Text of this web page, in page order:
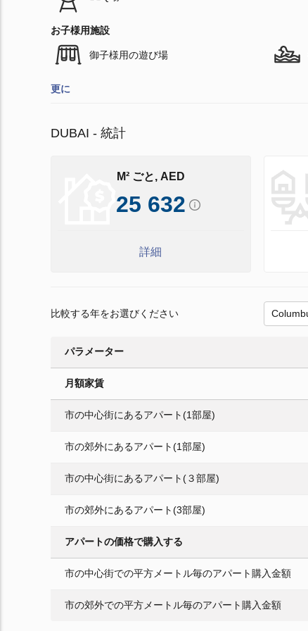
お子様用施設
御子様用の遊び場
更に
DUBAI - 統計
M² ごと, AED
25 632
詳細
比較する年をお選びください
パラメーター
月額家賃
市の中心街にあるアパート(1部屋)
市の郊外にあるアパート(1部屋)
市の中心街にあるアパート(３部屋)
市の郊外にあるアパート(3部屋)
アパートの価格で購入する
市の中心街での平方メートル毎のアパート購入金額
市の郊外での平方メートル毎のアパート購入金額